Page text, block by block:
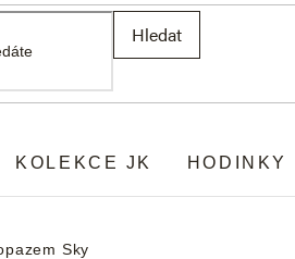
Hledat
KOLEKCE JK HODINKY
Sky